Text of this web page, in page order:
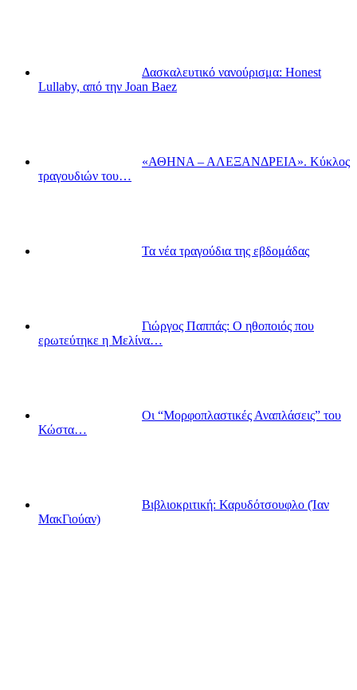
Δασκαλευτικό νανούρισμα: Honest
Lullaby, από την Joan Baez
«ΑΘΗΝΑ – ΑΛΕΞΑΝΔΡΕΙΑ». Κύκλος
τραγουδιών του…
Τα νέα τραγούδια της εβδομάδας
Γιώργος Παππάς: Ο ηθοποιός που
ερωτεύτηκε η Μελίνα…
Οι “Μορφοπλαστικές Αναπλάσεις” του
Κώστα…
Βιβλιοκριτική: Καρυδότσουφλο (Ίαν
ΜακΓιούαν)